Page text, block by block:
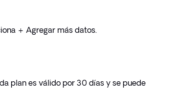
+ Agregar más datos.
plan es válido por 30 días y se puede